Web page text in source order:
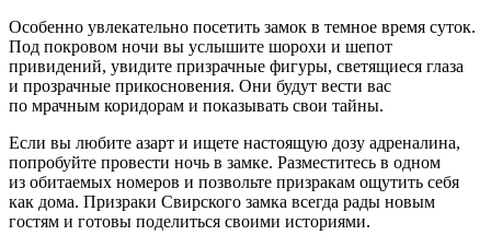
Особенно увлекательно посетить замок в темное время суток.
Под покровом ночи вы услышите шорохи и шепот
привидений, увидите призрачные фигуры, светящиеся глаза
и прозрачные прикосновения. Они будут вести вас
по мрачным коридорам и показывать свои тайны.
Если вы любите азарт и ищете настоящую дозу адреналина,
попробуйте провести ночь в замке. Разместитесь в одном
из обитаемых номеров и позвольте призракам ощутить себя
как дома. Призраки Свирского замка всегда рады новым
гостям и готовы поделиться своими историями.